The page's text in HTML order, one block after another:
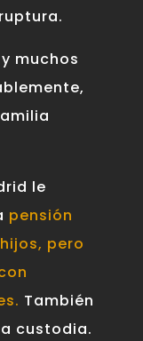
muchos
le
pensión
pero
También
custodia.